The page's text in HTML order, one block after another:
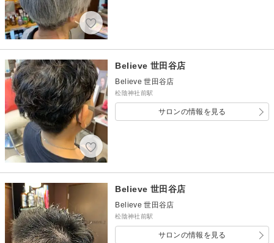
Believe 世田谷店
Believe 世田谷店
松陰神社前駅
サロンの情報を見る
Believe 世田谷店
Believe 世田谷店
松陰神社前駅
サロンの情報を見る